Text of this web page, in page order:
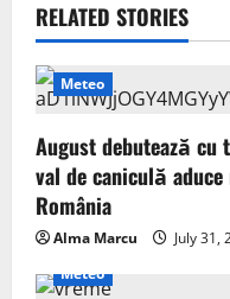
RELATED STORIES
Meteo
August debutează cu
val de caniculă
România
Alma Marcu
July 31,
Meteo